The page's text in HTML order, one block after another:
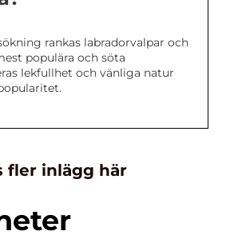
rankas labradorvalpar och
populära och söta
lekfullhet och vänliga natur
fler inlägg här